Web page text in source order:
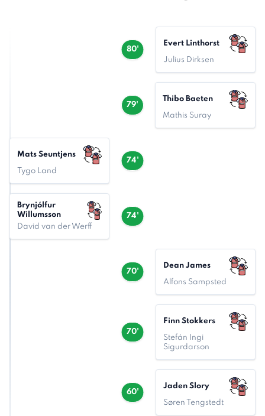
80'
Evert Linthorst
Julius Dirksen
79'
Thibo Baeten
Mathis Suray
74'
Mats Seuntjens
Tygo Land
74'
Brynjólfur
Willumsson
David van der Werff
70'
Dean James
Alfons Sampsted
70'
Finn Stokkers
Stefán Ingi
Sigurdarson
60'
Jaden Slory
Søren Tengstedt